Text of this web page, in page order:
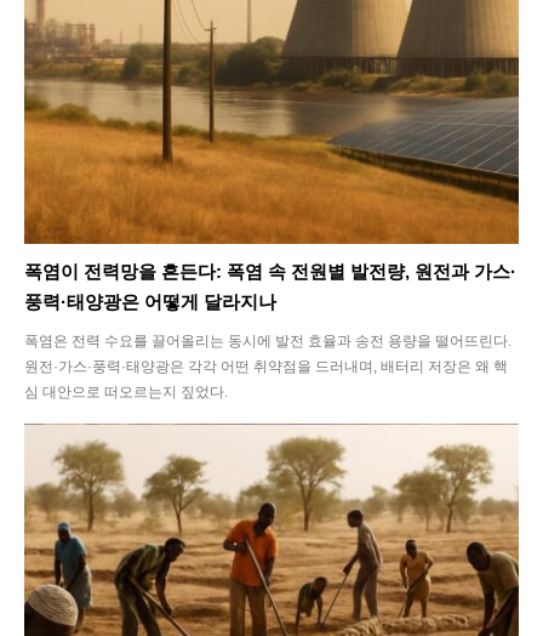
SEARCH...
Climate
폭염이 전력망을 흔든다: 폭염 속 전원별 발전량, 원전과 가스·
풍력·태양광은 어떻게 달라지나
폭염은 전력 수요를 끌어올리는 동시에 발전 효율과 송전 용량을 떨어뜨린다.
원전·가스·풍력·태양광은 각각 어떤 취약점을 드러내며, 배터리 저장은 왜 핵
심 대안으로 떠오르는지 짚었다.